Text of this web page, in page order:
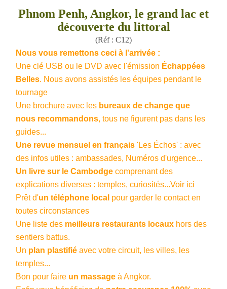
Phnom Penh, Angkor, le grand lac et
découverte du littoral
(Réf : C12)
Nous vous remettons ceci à l'arrivée :
Une clé USB ou le DVD avec l'émission Échappées
Belles. Nous avons assistés les équipes pendant le
tournage
Une brochure avec les bureaux de change que
nous recommandons, tous ne figurent pas dans les
guides...
Une revue mensuel en français 'Les Échos' : avec
des infos utiles : ambassades, Numéros d'urgence...
Un livre sur le Cambodge comprenant des
explications diverses : temples, curiosités...Voir ici
Prêt d'un téléphone local pour garder le contact en
toutes circonstances
Une liste des meilleurs restaurants locaux hors des
sentiers battus.
Un plan plastifié avec votre circuit, les villes, les
temples...
Bon pour faire un massage à Angkor.